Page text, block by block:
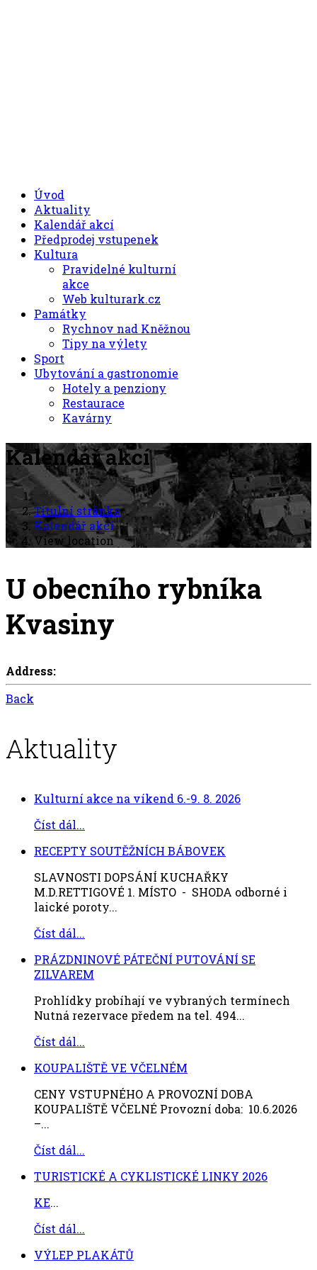
Úvod
Aktuality
Kalendář akcí
Předprodej vstupenek
Kultura
Pravidelné kulturní
akce
Web kulturark.cz
Památky
Rychnov nad Kněžnou
Tipy na výlety
Sport
Ubytování a gastronomie
Hotely a penziony
Restaurace
Kavárny
Kalendář akcí
Titulní stránka
Kalendář akcí
View location
U obecního rybníka
Kvasiny
Address:
Back
Aktuality
Kulturní akce na víkend 6.-9. 8. 2026
Číst dál...
RECEPTY SOUTĚŽNÍCH BÁBOVEK
SLAVNOSTI DOPSÁNÍ KUCHAŘKY
M.D.RETTIGOVÉ 1. MÍSTO - SHODA odborné i
laické poroty...
Číst dál...
PRÁZDNINOVÉ PÁTEČNÍ PUTOVÁNÍ SE
ZILVAREM
Prohlídky probíhají ve vybraných termínech
Nutná rezervace předem na tel. 494...
Číst dál...
KOUPALIŠTĚ VE VČELNÉM
CENY VSTUPNÉHO A PROVOZNÍ DOBA
KOUPALIŠTĚ VČELNÉ Provozní doba: 10.6.2026
–...
Číst dál...
TURISTICKÉ A CYKLISTICKÉ LINKY 2026
KE...
Číst dál...
VÝLEP PLAKÁTŮ